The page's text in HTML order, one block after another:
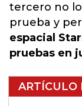
tercero no
prueba y
espacial
pruebas en
ARTÍCULO